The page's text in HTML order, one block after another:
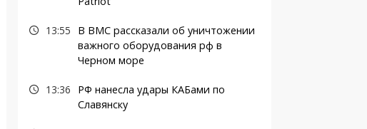
13:55
В ВМС рассказали об уничтожении
важного оборудования рф в
Черном море
13:36
РФ нанесла удары КАБами по
Славянску